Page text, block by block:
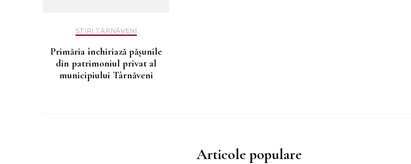
ȘTIRI TÂRNĂVENI
Primăria închiriază pășunile
din patrimoniul privat al
municipiului Târnăveni
Articole populare